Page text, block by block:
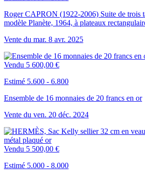
Roger CAPRON (1922-2006) Suite de trois
modèle Planète, 1964, à plateaux
Vente du mar. 8 avr. 2025
Vendu 5 600,00 €
Estimé 5.600 - 6.800
Ensemble de 16 monnaies de 20 francs en or
Vente du ven. 20 déc. 2024
Vendu 5 500,00 €
Estimé 5.000 - 8.000